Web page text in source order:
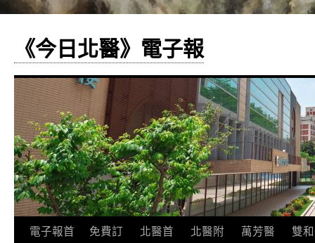
《今日北醫》電子報
跳電子報首
免費訂
北醫首
北醫附
萬芳醫
雙